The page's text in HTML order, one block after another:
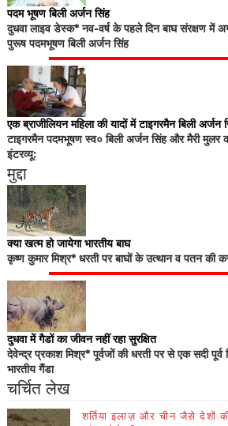
पदम भूषण बिली अर्जन सिंह
दुधवा लाइव डेस्क* नव-वर्ष के पहले दिन बाघ संरक्षण में
पुरूष पदमभूषण बिली अर्जन सिंह
एक ब्राजीलियन महिला की यादों में टाइगरमैन बिली अर्जन
टाइगरमैन पदमभूषण स्व० बिली अर्जन सिंह और मैरी मुलर
इंटरव्यू:
मुद्दा
क्या खत्म हो जायेगा भारतीय बाघ
कृष्ण कुमार मिश्र* धरती पर बाघों के उत्थान व पतन की
दुधवा में गैडों का जीवन नहीं रहा सुरक्षित
देवेन्द्र प्रकाश मिश्र* पूर्वजों की धरती पर से एक सदी
भारतीय गैंडा
चर्चित लेख
शर्तिया इलाज़ और चीन जैसे देशों